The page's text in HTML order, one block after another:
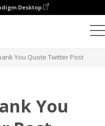
Desktop
You Quote Twitter Post
You